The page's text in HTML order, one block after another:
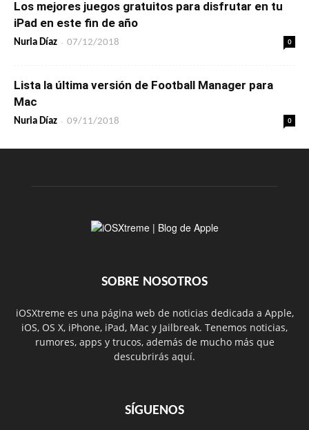
Los mejores juegos gratuitos para disfrutar en tu
iPad en este fin de año
Nuria Díaz - 07/12/2018 0
Lista la última versión de Football Manager para
Mac
Nuria Díaz - 09/11/2018 0
SOBRE NOSOTROS
iOSXtreme es una página web de noticias dedicada a Apple,
iOS, OS X, iPhone, iPad, Mac y Jailbreak. Tenemos noticias,
rumores, apps y trucos, además de mucho más que
descubrirás aquí.
SÍGUENOS